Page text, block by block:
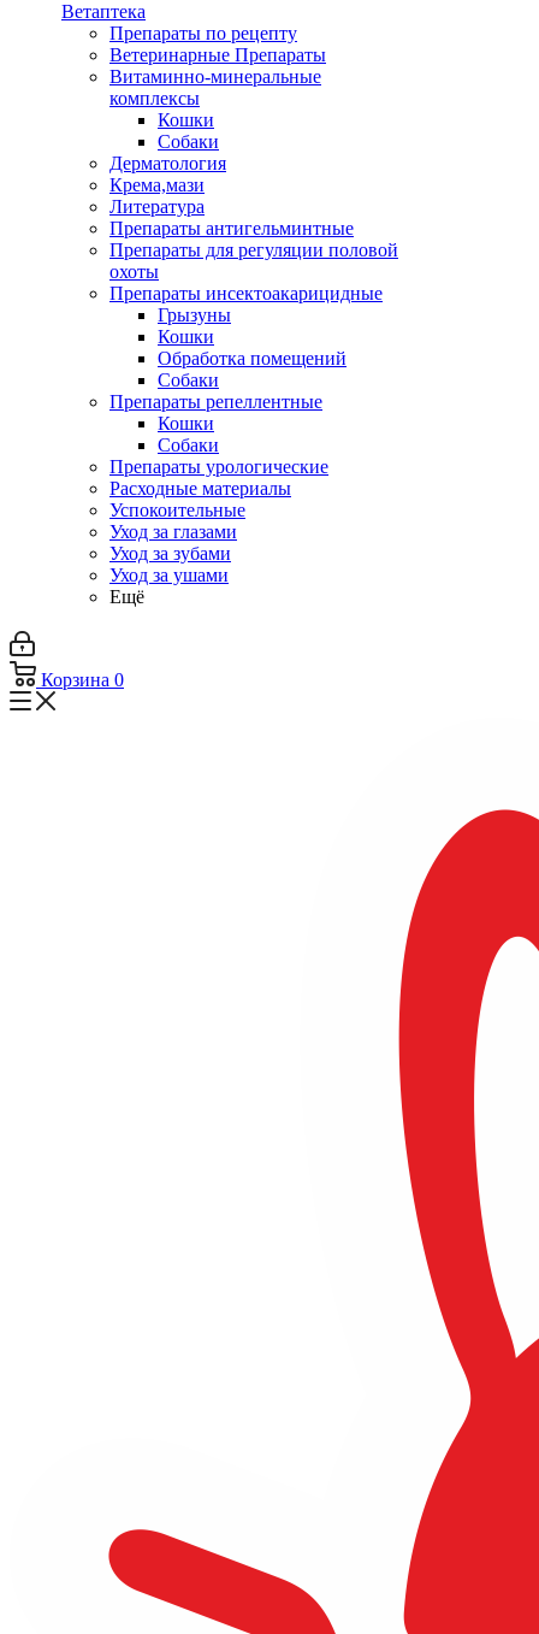
Ветаптека
Препараты по рецепту
Ветеринарные Препараты
Витаминно-минеральные
комплексы
Кошки
Собаки
Дерматология
Крема,мази
Литература
Препараты антигельминтные
Препараты для регуляции половой
охоты
Препараты инсектоакарицидные
Грызуны
Кошки
Обработка помещений
Собаки
Препараты репеллентные
Кошки
Собаки
Препараты урологические
Расходные материалы
Успокоительные
Уход за глазами
Уход за зубами
Уход за ушами
Ещё
Корзина 0